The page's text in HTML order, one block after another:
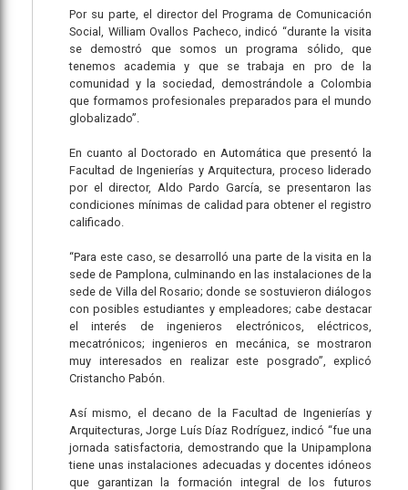
Por su parte, el director del Programa de Comunicación
Social, William Ovallos Pacheco, indicó “durante la visita
se demostró que somos un programa sólido, que
tenemos academia y que se trabaja en pro de la
comunidad y la sociedad, demostrándole a Colombia
que formamos profesionales preparados para el mundo
globalizado”.
En cuanto al Doctorado en Automática que presentó la
Facultad de Ingenierías y Arquitectura, proceso liderado
por el director, Aldo Pardo García, se presentaron las
condiciones mínimas de calidad para obtener el registro
calificado.
“Para este caso, se desarrolló una parte de la visita en la
sede de Pamplona, culminando en las instalaciones de la
sede de Villa del Rosario; donde se sostuvieron diálogos
con posibles estudiantes y empleadores; cabe destacar
el interés de ingenieros electrónicos, eléctricos,
mecatrónicos; ingenieros en mecánica, se mostraron
muy interesados en realizar este posgrado”, explicó
Cristancho Pabón.
Así mismo, el decano de la Facultad de Ingenierías y
Arquitecturas, Jorge Luís Díaz Rodríguez, indicó “fue una
jornada satisfactoria, demostrando que la Unipamplona
tiene unas instalaciones adecuadas y docentes idóneos
que garantizan la formación integral de los futuros